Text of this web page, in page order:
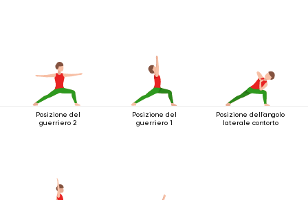
Posizione del
guerriero 2
Posizione del
guerriero 1
Posizione dell'angolo
laterale contorto